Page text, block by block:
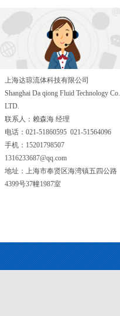
上海达琼流体科技有限公司
Shanghai Da qiong Fluid Technology Co.
LTD.
联系人：赖森海 经理
电话：021-51860595 021-51564096
手机：15201798507
1316233687@qq.com
地址：上海市奉贤区海湾镇五四公路
4399号37幢1987室